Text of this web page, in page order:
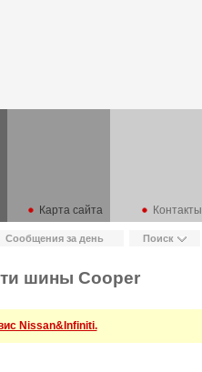
Карта сайта
Контакты
Сообщения за день
Поиск
шины Cooper
Nissan&Infiniti.